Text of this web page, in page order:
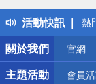
活動快訊
得
熱
銀
偏
詐
關於我們
官網
主題活動 會員